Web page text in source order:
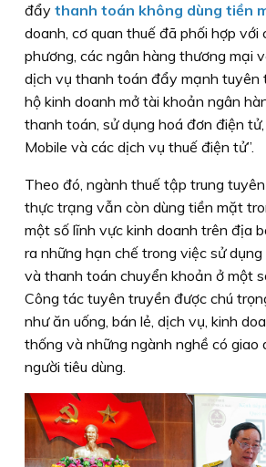
đẩy thanh toán không dùng tiền
doanh, cơ quan thuế đã phối hợp với
phương, các ngân hàng thương mại
dịch vụ thanh toán đẩy mạnh tuyên
hộ kinh doanh mở tài khoản ngân
thanh toán, sử dụng hoá đơn điện
Mobile và các dịch vụ thuế điện tử”.
Theo đó, ngành thuế tập trung
thực trạng vẫn còn dùng tiền mặt
một số lĩnh vực kinh doanh trên địa
ra những hạn chế trong việc sử dụng
và thanh toán chuyển khoản ở một
Công tác tuyên truyền được chú
như ăn uống, bán lẻ, dịch vụ, kinh
thống và những ngành nghề có giao
người tiêu dùng.